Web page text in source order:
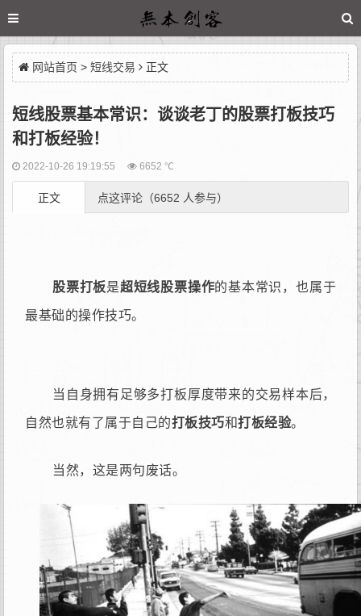
网站首页 > 短线交易 正文
短线股票基本常识：谈谈老丁的股票打板技巧
和打板经验！
2022-10-26 19:19:55 6652 ℃
正文 点这评论（6652 人参与）
股票打板是超短线股票操作的基本常识，也属于
最基础的操作技巧。
当自身拥有足够多打板厚度带来的交易样本后，
自然也就有了属于自己的打板技巧和打板经验。
当然，这是两句废话。